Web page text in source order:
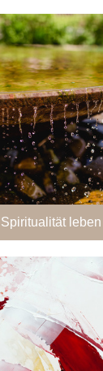
Spiritualität leben